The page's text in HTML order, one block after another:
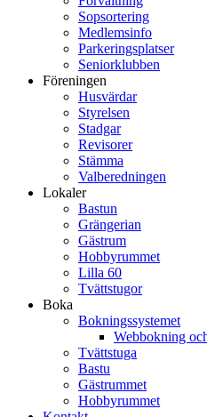
Sopsortering
Medlemsinfo
Parkeringsplatser
Seniorklubben
Föreningen
Husvärdar
Styrelsen
Stadgar
Revisorer
Stämma
Valberedningen
Lokaler
Bastun
Grängerian
Gästrum
Hobbyrummet
Lilla 60
Tvättstugor
Boka
Bokningssystemet
Webbokning
Tvättstuga
Bastu
Gästrummet
Hobbyrummet